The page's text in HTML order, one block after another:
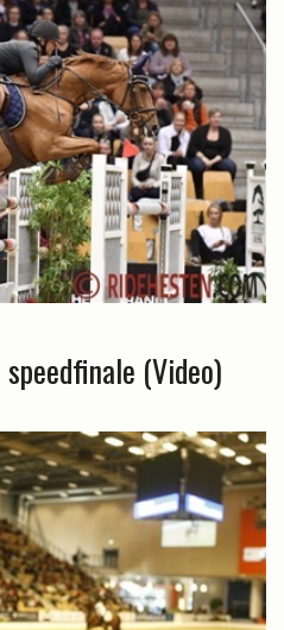
speedfinale (Video)